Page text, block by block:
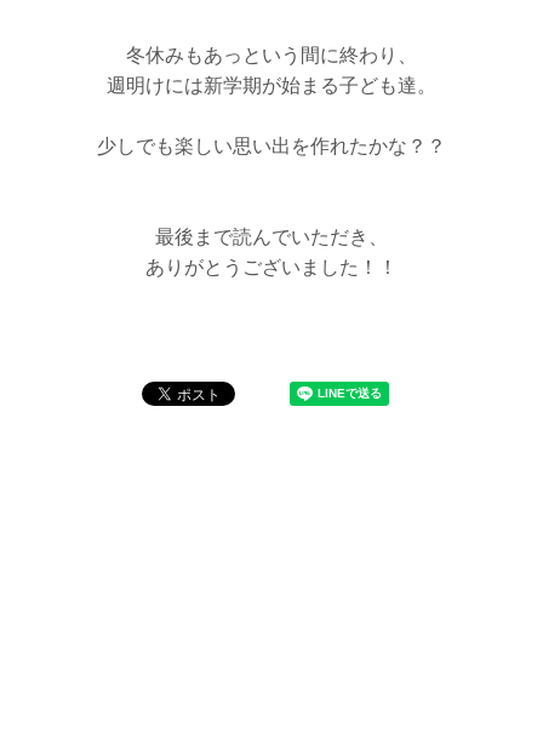
冬休みもあっという間に終わり、
週明けには新学期が始まる子ども達。
少しでも楽しい思い出を作れたかな？？
最後まで読んでいただき、
ありがとうございました！！